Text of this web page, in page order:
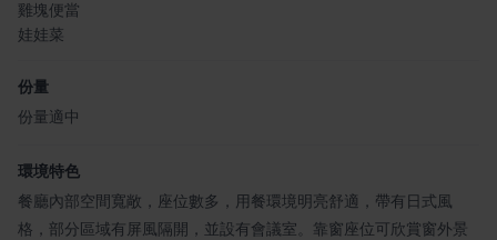
雞塊便當
娃娃菜
份量
份量適中
環境特色
餐廳內部空間寬敞，座位數多，用餐環境明亮舒適，帶有日式風
格，部分區域有屏風隔開，並設有會議室。靠窗座位可欣賞窗外景